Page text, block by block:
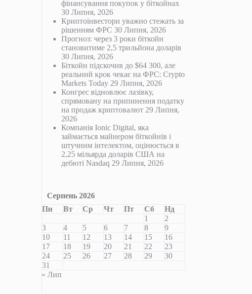
фінансування покупок у біткойнах
30 Липня, 2026
Криптоінвестори уважно стежать за
рішенням ФРС 30 Липня, 2026
Прогноз: через 3 роки біткойн
становитиме 2,5 трильйона доларів
30 Липня, 2026
Біткойн підскочив до $64 300, але
реальний крок чекає на ФРС: Crypto
Markets Today 29 Липня, 2026
Конгрес відновлює лазівку,
спрямовану на припинення податку
на продаж криптовалют 29 Липня,
2026
Компанія Ionic Digital, яка
займається майнером біткойнів і
штучним інтелектом, оцінюється в
2,25 мільярда доларів США на
дебюті Nasdaq 29 Липня, 2026
Серпень 2026
Пн
Вт Ср Чт Пт Сб
Нд
1
2
3
4 5 6 7 8
9
10
11 12 13 14 15
16
17
18 19 20 21 22
23
24
25 26 27 28 29
30
31
« Лип